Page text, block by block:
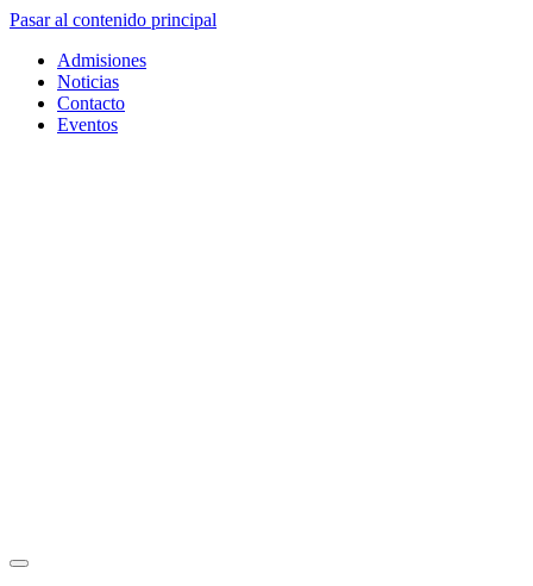
Pasar al contenido principal
Admisiones
Noticias
Contacto
Eventos